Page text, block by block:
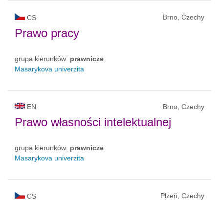
CS Brno, Czechy
Prawo pracy
grupa kierunków: prawnicze
Masarykova univerzita
EN Brno, Czechy
Prawo własności intelektualnej
grupa kierunków: prawnicze
Masarykova univerzita
CS Plzeň, Czechy